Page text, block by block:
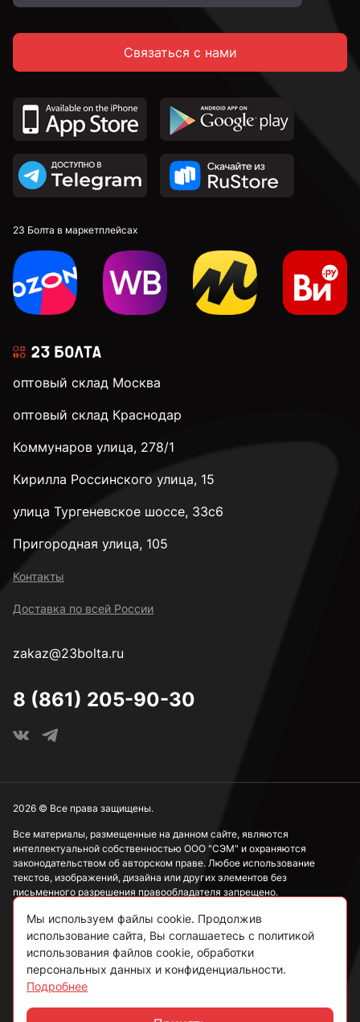
Связаться с нами
23 Болта в маркетплейсах
оптовый склад Москва
оптовый склад Краснодар
Коммунаров улица, 278/1
Кирилла Россинского улица, 15
улица Тургеневское шоссе, 33с6
Пригородная улица, 105
Контакты
Доставка по всей России
zakaz@23bolta.ru
8 (861) 205-90-30
Все материалы, размещенные на данном сайте, являются
интеллектуальной собственностью ООО "СЭМ" и охраняются
законодательством об авторском праве. Любое использование
текстов, изображений, дизайна или других элементов без
письменного разрешения правообладателя запрещено.
Информация, представленная на сайте, носит исключительно
ознакомительный характер и не может рассматриваться как
публичная оферта в соответствии со ст. 437 ГК РФ.
Политика конфиденциальности
Согласие на обработку данных
2026 © Все права защищены.
Мы используем файлы cookie. Продолжив
использование сайта, Вы соглашаетесь с политикой
использования файлов cookie, обработки
персональных данных и конфиденциальности.
Подробнее